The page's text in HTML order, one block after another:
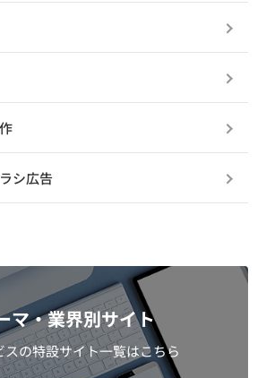
シ広告
マ・業界別サイト
スの特設サイト一覧はこちら